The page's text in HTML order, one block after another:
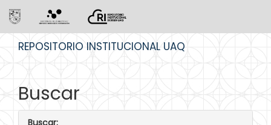
REPOSITORIO INSTITUCIONAL UAQ
Buscar
Buscar: